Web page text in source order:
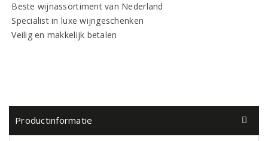
Beste wijnassortiment van Nederland
Specialist in luxe wijngeschenken
Veilig en makkelijk betalen
Productinformatie